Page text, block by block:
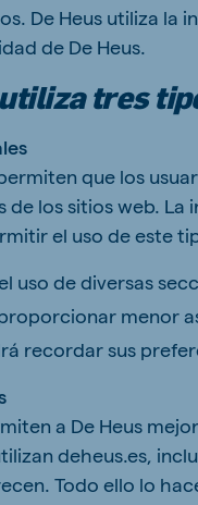
De Heus utiliza la
de De Heus.
tres
que los
de los sitios web.
el uso de este
uso de diversas
menor
recordar sus
a De Heus
deheus.es,
Todo ello lo